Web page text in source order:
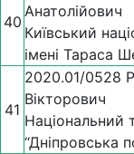
40
Анатолійович
Київський
імені Тараса
41
2020.01/0528
Вікторович
Національний
“Дніпровська